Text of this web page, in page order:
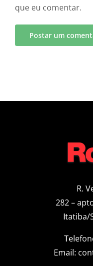
que eu comentar.
R.
282 –
Itatiba/
Email: